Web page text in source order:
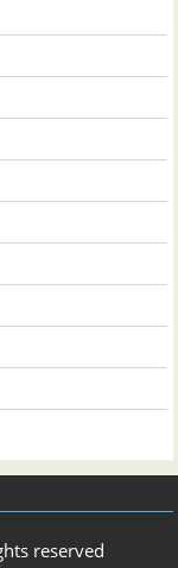
reserved